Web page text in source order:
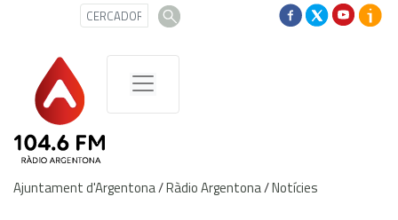
Ajuntament d'Argentona/Ràdio Argentona/Notícies